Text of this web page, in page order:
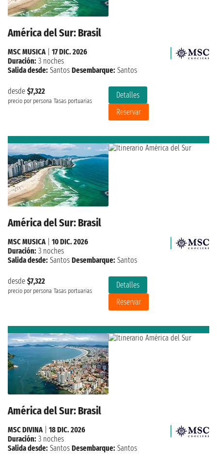
América del Sur: Brasil
desde $7,322
precio por persona Tasas portuarias
Detalles
Reservar
MSC MUSICA| 17 DIC. 2026
Duración: 3 noches
Salida desde: Santos Desembarque: Santos
América del Sur: Brasil
desde $7,322
precio por persona Tasas portuarias
Detalles
Reservar
MSC MUSICA| 10 DIC. 2026
Duración: 3 noches
Salida desde: Santos Desembarque: Santos
América del Sur: Brasil
MSC DIVINA| 18 DIC. 2026
Duración: 3 noches
Salida desde: Santos Desembarque: Santos